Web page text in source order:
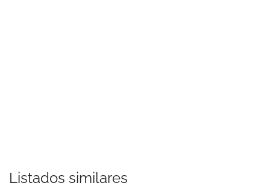
Listados similares